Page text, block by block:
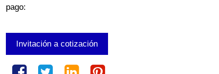
pago:
Invitación a cotización